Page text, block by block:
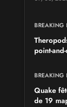
BREAKING
point-
BREAKING
Quake
de 19